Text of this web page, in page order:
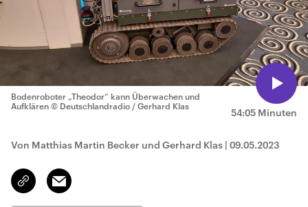
54:05 Minuten
Bodenroboter „Theodor“ kann Überwachen und
Aufklären © Deutschlandradio / Gerhard Klas
Von Matthias Martin Becker und Gerhard Klas | 09.05.2023
Link
kopieren/teilen
Email